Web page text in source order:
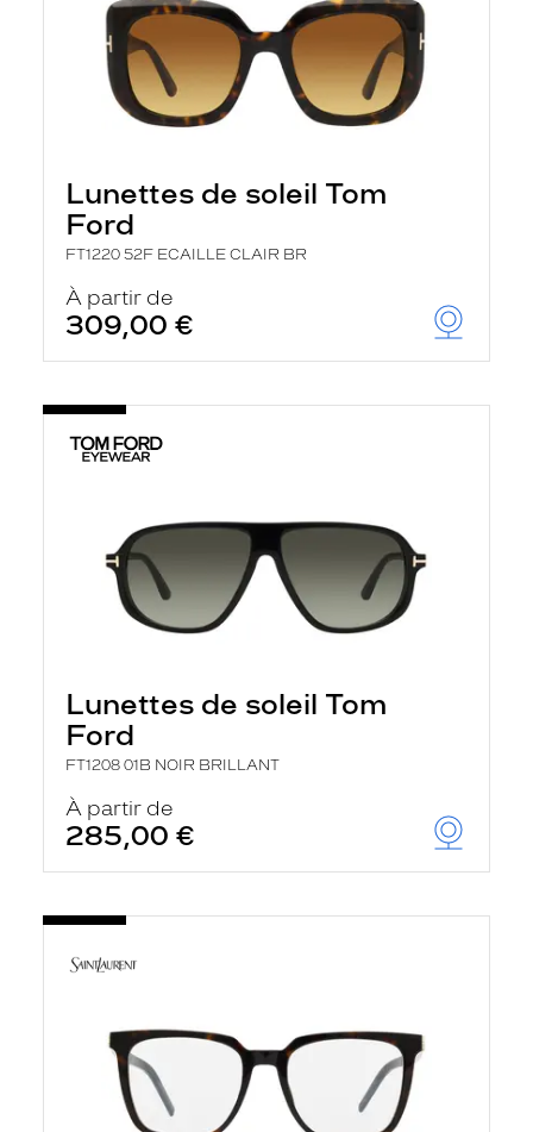
Lunettes de soleil Tom
Ford
FT1220 52F ECAILLE CLAIR BR
À partir de
309,00 €
Lunettes de soleil Tom
Ford
FT1208 01B NOIR BRILLANT
À partir de
285,00 €